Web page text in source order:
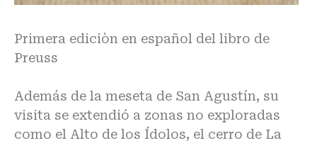
Primera ediciòn en español del libro de
Preuss
Además de la meseta de San Agustín, su
visita se extendió a zonas no exploradas
como el Alto de los Ídolos, el cerro de La